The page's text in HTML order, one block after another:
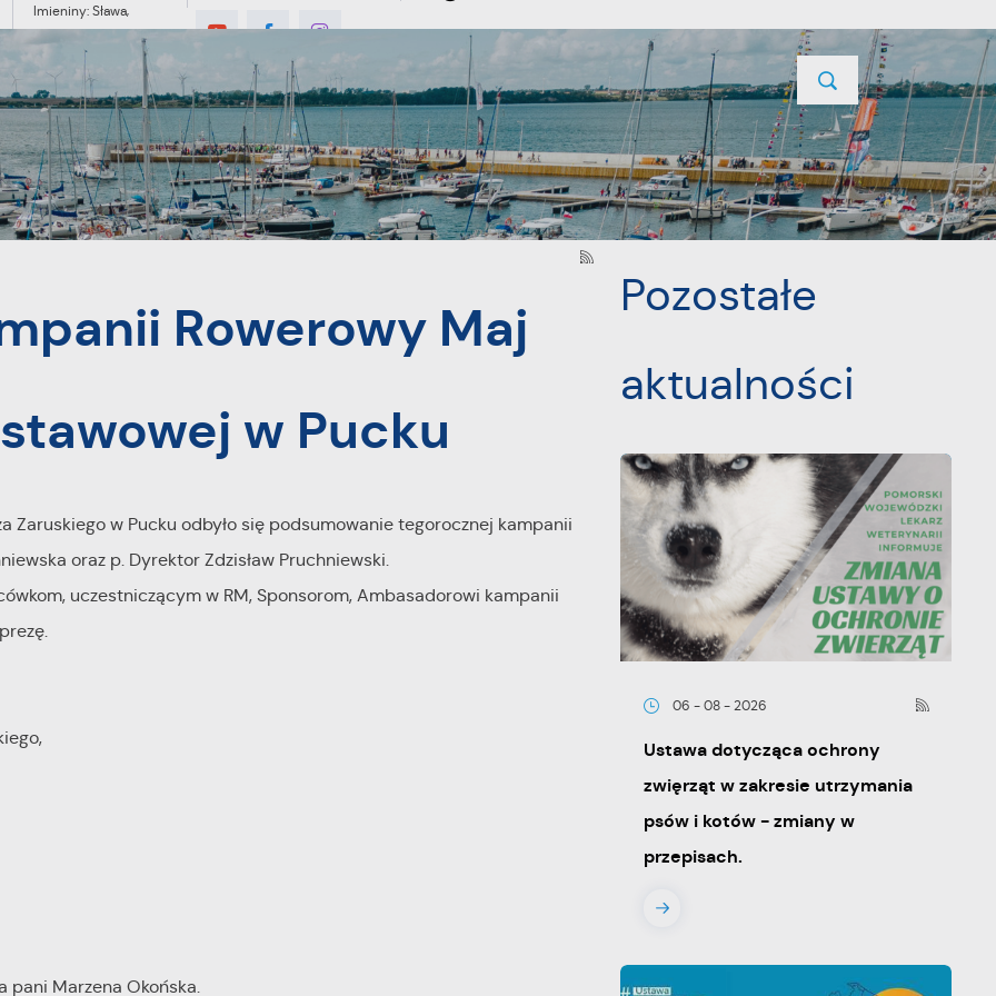
Imieniny: Sława,
Jakub, Stefan
MIESZKANIEC TURYSTYKA INWESTYCJE PROJEKTY UNIJNE KONTAKT
Maj 2023 w Szkole Podstawowej w Pucku POPRZEDNI NASTĘPNY
Rowerowy Maj
w Pucku
Zaruskiego w Pucku odbyło się podsumowanie tegorocznej kampanii
oraz p. Dyrektor Zdzisław Pruchniewski.
uczestniczącym w RM, Sponsorom, Ambasadorowi kampanii
Marzena Okońska.
Pozostałe
aktualności
06 - 08 - 2026
Ustawa dotycząca ochrony
zwięrząt w zakresie utrzymania
psów i kotów - zmiany w
przepisach.